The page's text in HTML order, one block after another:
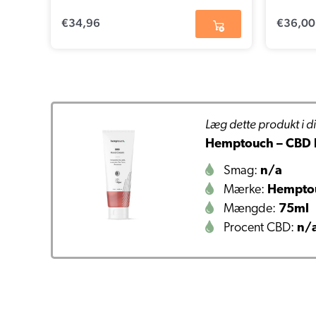
€34,96 €36,00
Læg dette produkt i
Hemptouch –
Smag: n/a
Mærke:
Mængde: 75ml
Procent CBD: n/